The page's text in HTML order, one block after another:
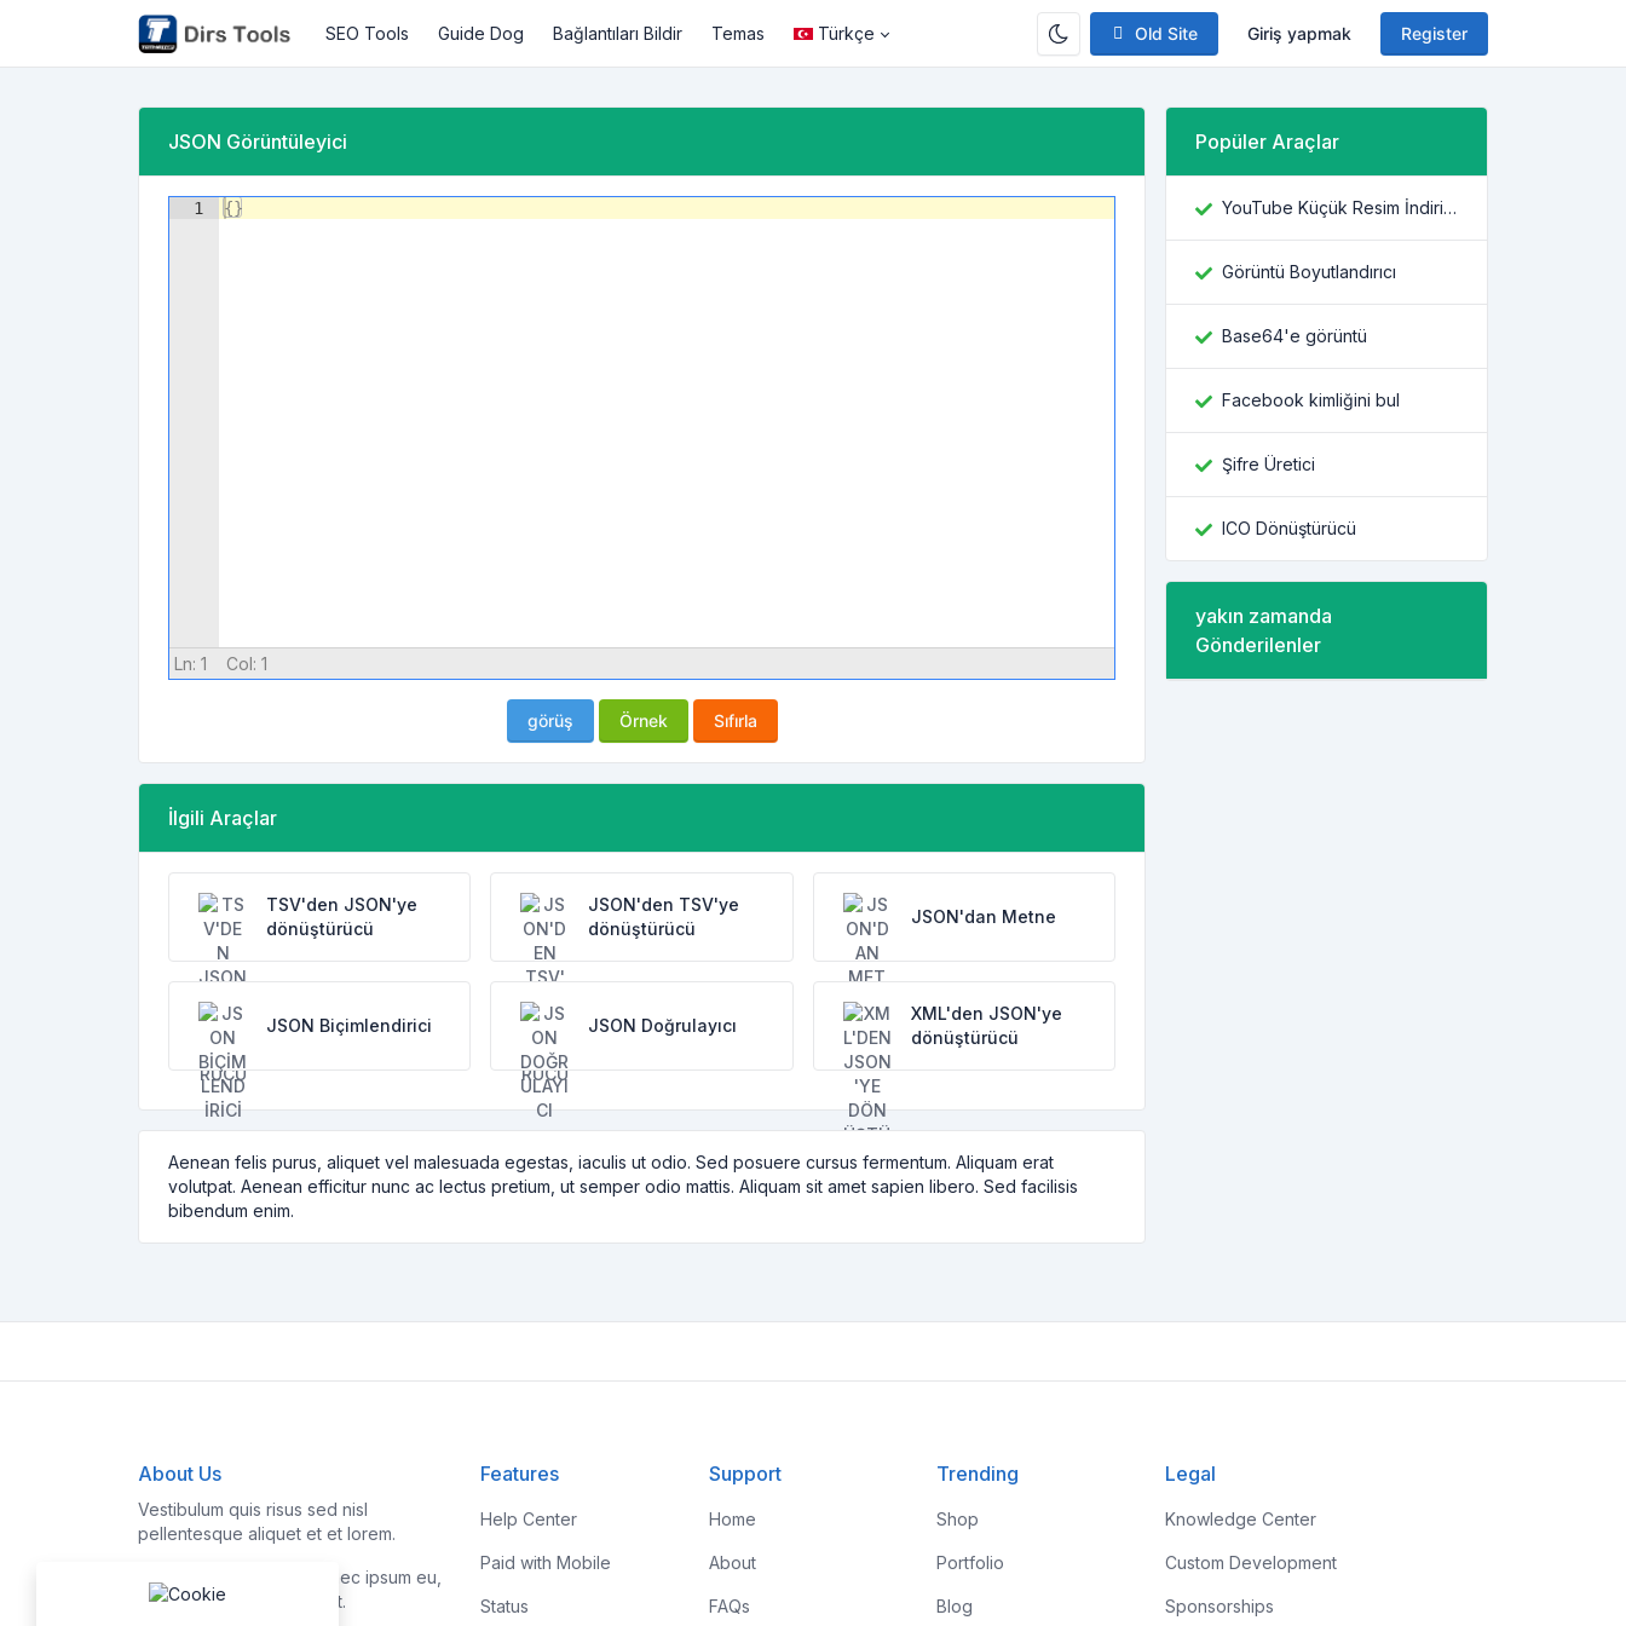
Old Site Giriş yapmak Register
SEO Tools Guide Dog Bağlantıları Bildir Temas Türkçe
JSON Görüntüleyici
1 {}
Ln: 1 Col: 1
görüş Örnek Sıfırla
İlgili Araçlar
TSV'den JSON'ye
dönüştürücü
JSON'den TSV'ye
dönüştürücü
JSON'dan Metne
JSON Biçimlendirici JSON Doğrulayıcı
XML'den JSON'ye
dönüştürücü
Aenean felis purus, aliquet vel malesuada egestas, iaculis ut odio. Sed posuere cursus fermentum. Aliquam erat
volutpat. Aenean efficitur nunc ac lectus pretium, ut semper odio mattis. Aliquam sit amet sapien libero. Sed facilisis
bibendum enim.
Popüler Araçlar
YouTube Küçük Resim İndiricisi
Görüntü Boyutlandırıcı
Base64'e görüntü
Facebook kimliğini bul
Şifre Üretici
ICO Dönüştürücü
yakın zamanda
Gönderilenler
About Us
Vestibulum quis risus sed nisl
pellentesque aliquet et et lorem.
Fusce nibh nisl, gravida nec ipsum eu,
feugiat condimentum velit.
Features
Help Center
Paid with Mobile
Status
Support
Home
About
FAQs
Trending
Shop
Portfolio
Blog
Legal
Knowledge Center
Custom Development
Sponsorships